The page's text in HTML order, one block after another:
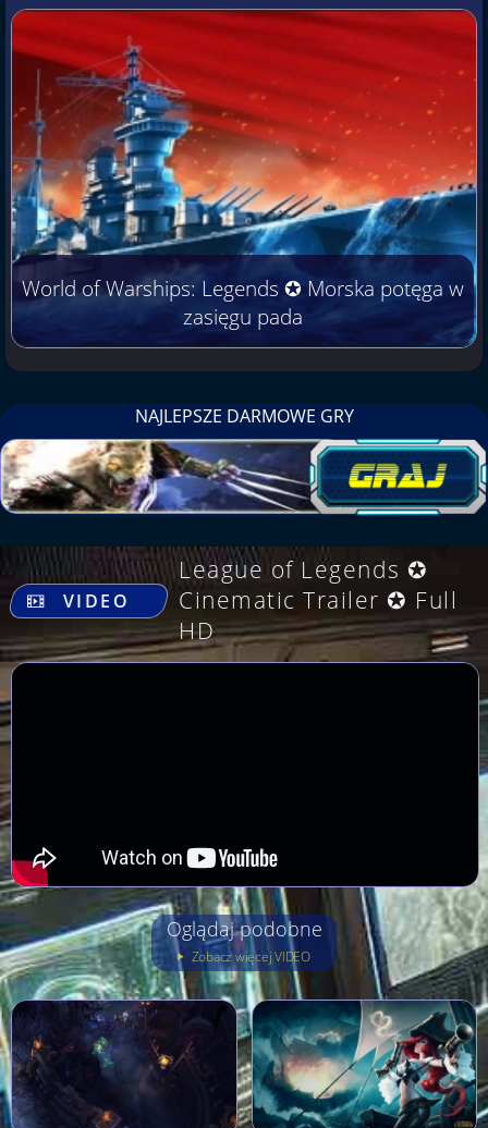
World of Warships: Legends ✪ Morska potęga w
zasięgu pada
NAJLEPSZE DARMOWE GRY
.
VIDEO
League of Legends ✪
Cinematic Trailer ✪ Full
HD
Oglądaj podobne
Zobacz więcej VIDEO